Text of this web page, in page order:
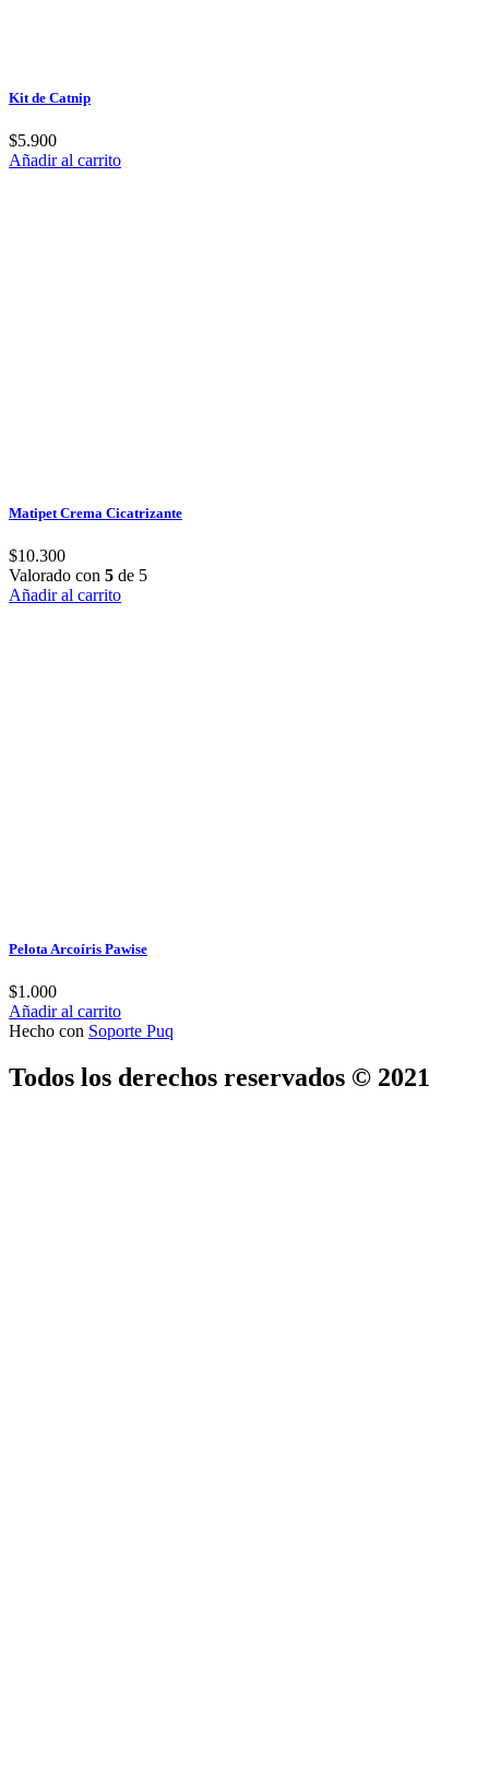
Kit de Catnip
$5.900
Añadir al carrito
Matipet Crema Cicatrizante
$10.300
Valorado con 5 de 5
Añadir al carrito
Pelota Arcoíris Pawise
$1.000
Añadir al carrito
Hecho con Soporte Puq
Todos los derechos reservados © 2021